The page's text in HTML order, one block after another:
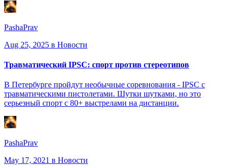
PashaPrav
Aug 25, 2025 в Новости
Травматический IPSC: спорт против стереотипов
В Петербурге пройдут необычные соревнования - IPSC с
травматическими пистолетами. Шутки шутками, но это
серьезный спорт с 80+ выстрелами на дистанции.
PashaPrav
May 17, 2021 в Новости